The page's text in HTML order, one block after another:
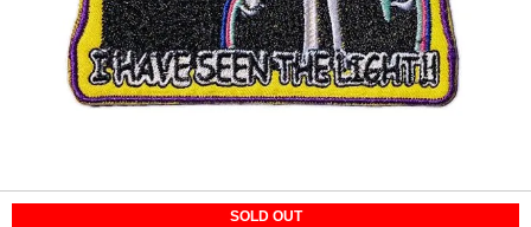
SOLD OUT